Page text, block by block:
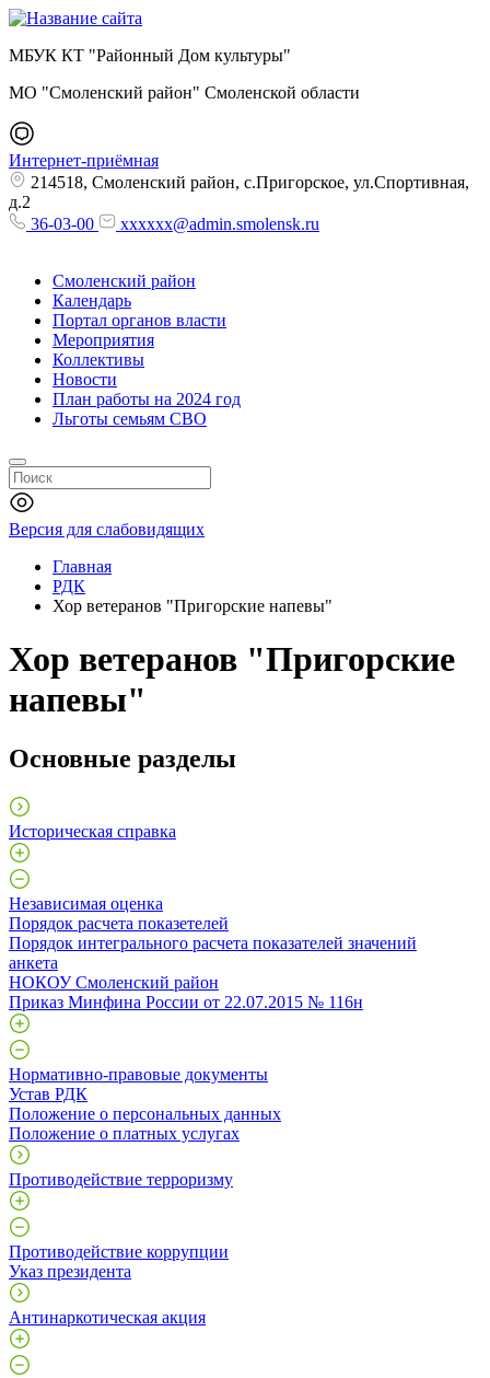
МБУК КТ "Районный Дом культуры"
МО "Смоленский район" Смоленской области
Интернет-приёмная
214518, Смоленский район, с.Пригорское, ул.Спортивная,
д.2
36-03-00
xxxxxx@admin.smolensk.ru
Смоленский район
Календарь
Портал органов власти
Мероприятия
Коллективы
Новости
План работы на 2024 год
Льготы семьям СВО
Версия для слабовидящих
Главная
РДК
Хор ветеранов "Пригорские напевы"
Хор ветеранов "Пригорские
напевы"
Основные разделы
Историческая справка
Независимая оценка
Порядок расчета показетелей
Порядок интегрального расчета показателей значений
анкета
НОКОУ Смоленский район
Приказ Минфина России от 22.07.2015 № 116н
Нормативно-правовые документы
Устав РДК
Положение о персональных данных
Положение о платных услугах
Противодействие терроризму
Противодействие коррупции
Указ президента
Антинаркотическая акция